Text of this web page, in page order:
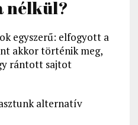
nélkül?
egyszerű: elfogyott a
akkor történik meg,
rántott sajtot
alternatív